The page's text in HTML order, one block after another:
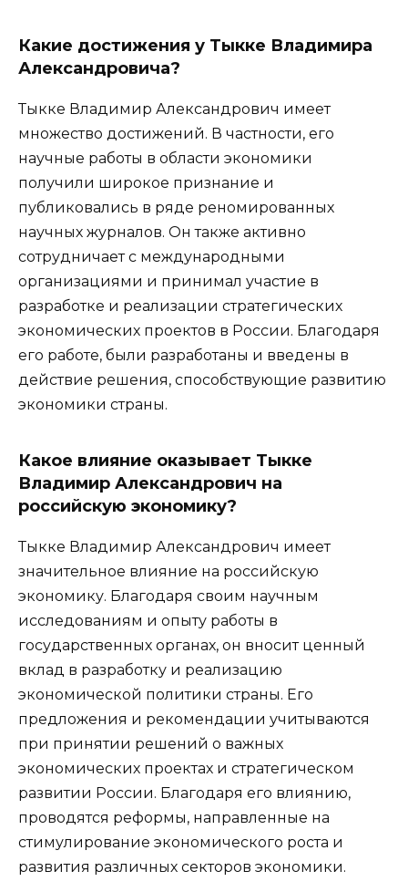
Какие достижения у Тыкке Владимира
Александровича?
Тыкке Владимир Александрович имеет
множество достижений. В частности, его
научные работы в области экономики
получили широкое признание и
публиковались в ряде реномированных
научных журналов. Он также активно
сотрудничает с международными
организациями и принимал участие в
разработке и реализации стратегических
экономических проектов в России. Благодаря
его работе, были разработаны и введены в
действие решения, способствующие развитию
экономики страны.
Какое влияние оказывает Тыкке
Владимир Александрович на
российскую экономику?
Тыкке Владимир Александрович имеет
значительное влияние на российскую
экономику. Благодаря своим научным
исследованиям и опыту работы в
государственных органах, он вносит ценный
вклад в разработку и реализацию
экономической политики страны. Его
предложения и рекомендации учитываются
при принятии решений о важных
экономических проектах и стратегическом
развитии России. Благодаря его влиянию,
проводятся реформы, направленные на
стимулирование экономического роста и
развития различных секторов экономики.